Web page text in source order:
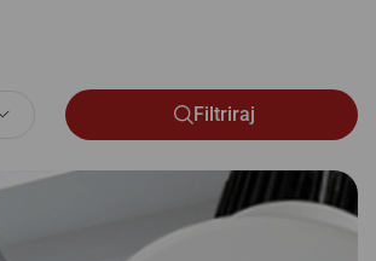
Filtriraj